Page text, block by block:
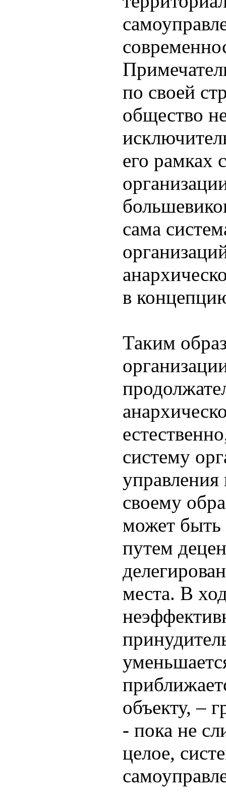
по своей
общество
его рамках
сама
в
Таким
систему
управления
своему
может быть
путем
места. В
объекту, –
- пока не
целое,